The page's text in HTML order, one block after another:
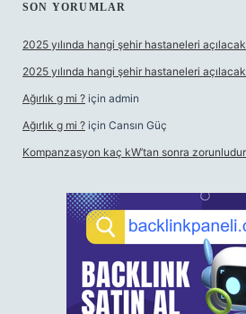
SON YORUMLAR
2025 yılında hangi şehir hastaneleri
2025 yılında hangi şehir hastaneleri
Ağırlık g mi ? için admin
Ağırlık g mi ? için Cansın Güç
Kompanzasyon kaç kW’tan sonra